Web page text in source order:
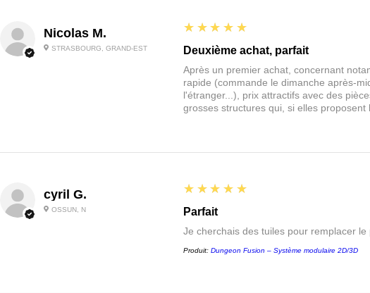
Nicolas M.
STRASBOURG, GRAND-EST
5
★★★★★
Deuxième achat, parfait
Après un premier achat, concernant
rapide (commande le dimanche après-
l'étranger...), prix attractifs avec des
grosses structures qui, si elles
cyril G.
OSSUN, N
5
★★★★★
Parfait
Je cherchais des tuiles pour remplacer
Produit: Dungeon Fusion – Système modulaire 2D/3D